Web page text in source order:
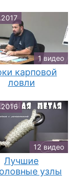
1 видео
карповой
ловли
12 видео
Лучшие
узлы